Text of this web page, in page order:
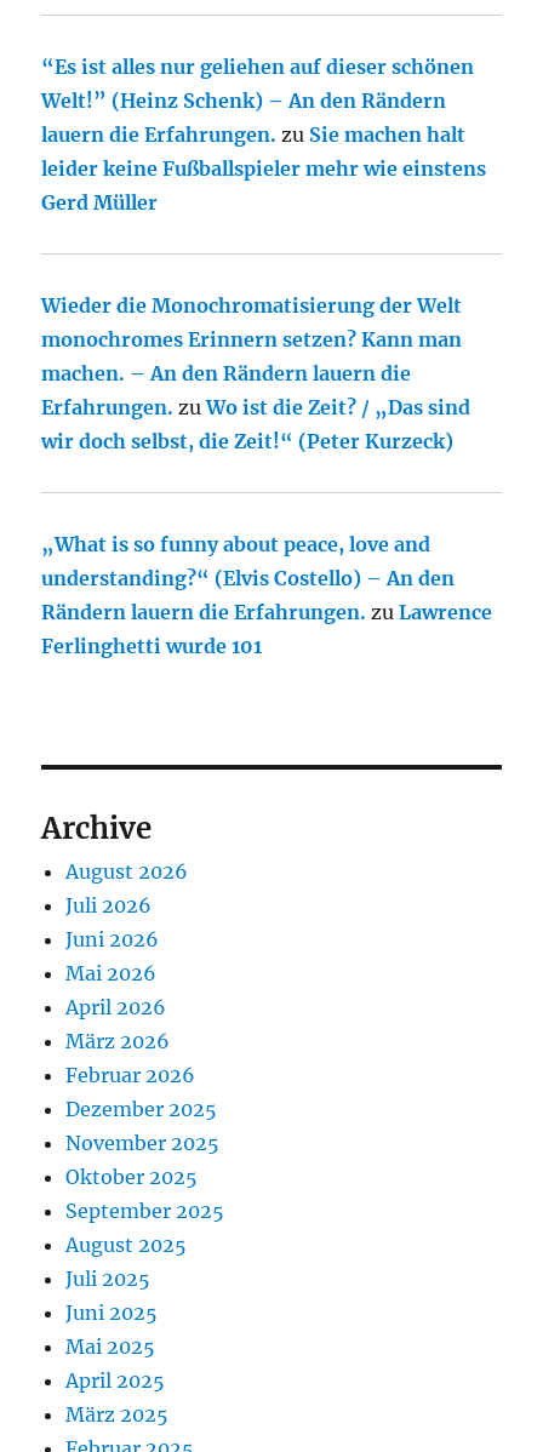
“Es ist alles nur geliehen auf dieser schönen
Welt!” (Heinz Schenk) – An den Rändern
lauern die Erfahrungen. zu Sie machen halt
leider keine Fußballspieler mehr wie einstens
Gerd Müller
Wieder die Monochromatisierung der Welt
monochromes Erinnern setzen? Kann man
machen. – An den Rändern lauern die
Erfahrungen. zuWo ist die Zeit? / „Das sind
wir doch selbst, die Zeit!“ (Peter Kurzeck)
„What is so funny about peace, love and
understanding?“ (Elvis Costello) – An den
Rändern lauern die Erfahrungen. zuLawrence
Ferlinghetti wurde 101
Archive
August 2026
Juli 2026
Juni 2026
Mai 2026
April 2026
März 2026
Februar 2026
Dezember 2025
November 2025
Oktober 2025
September 2025
August 2025
Juli 2025
Juni 2025
Mai 2025
April 2025
März 2025